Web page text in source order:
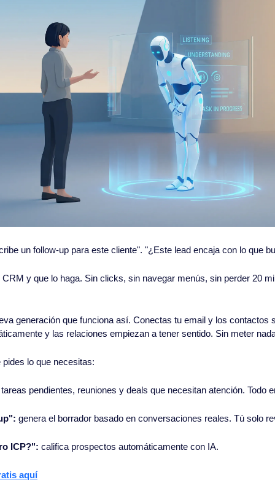
un follow-up para este cliente". "¿Este lead encaja con lo que
y que lo haga. Sin clicks, sin navegar menús, sin perder 20
generación que funciona así. Conectas tu email y los contactos
y las relaciones empiezan a tener sentido. Sin meter
lo que necesitas:
pendientes, reuniones y deals que necesitan atención. Todo
genera el borrador basado en conversaciones reales. Tú solo
ICP?": califica prospectos automáticamente con IA.
aquí